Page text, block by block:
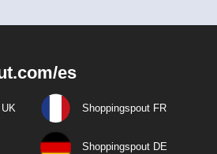
es
Shoppingspout FR
Shoppingspout DE